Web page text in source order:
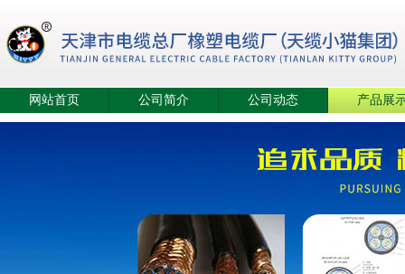
网站首页 公司简介 公司动态 产品展